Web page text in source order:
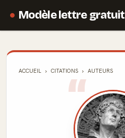
Modèle lettre gratuit
ACCUEIL CITATIONS AUTEURS